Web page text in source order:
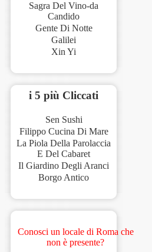
Sagra Del Vino-da
Candido
Gente Di Notte
Galilei
Xin Yi
i 5 più Cliccati
Sen Sushi
Filippo Cucina Di Mare
La Piola Della Parolaccia
E Del Cabaret
Il Giardino Degli Aranci
Borgo Antico
Conosci un locale di Roma che
non è presente?